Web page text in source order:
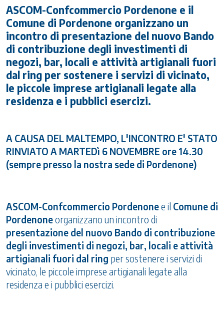
ASCOM-Confcommercio Pordenone e il
Comune di Pordenone organizzano un
incontro di presentazione del nuovo Bando
di contribuzione degli investimenti di
negozi, bar, locali e attività artigianali fuori
dal ring per sostenere i servizi di vicinato,
le piccole imprese artigianali legate alla
residenza e i pubblici esercizi.
A CAUSA DEL MALTEMPO, L'INCONTRO E' STATO
RINVIATO A MARTEDì 6 NOVEMBRE ore 14.30
(sempre presso la nostra sede di Pordenone)
ASCOM-Confcommercio Pordenonee il Comune di
Pordenoneorganizzano un incontro di
presentazione del nuovo Bando di contribuzione
degli investimenti di negozi, bar, locali e attività
artigianali fuori dal ring per sostenere i servizi di
vicinato, le piccole imprese artigianali legate alla
residenza e i pubblici esercizi.